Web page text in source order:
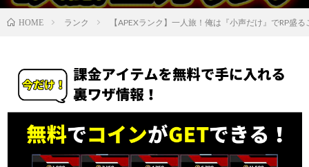
HOME ランク 【APEXランク】一人旅！俺は『小声だけ』でRP盛